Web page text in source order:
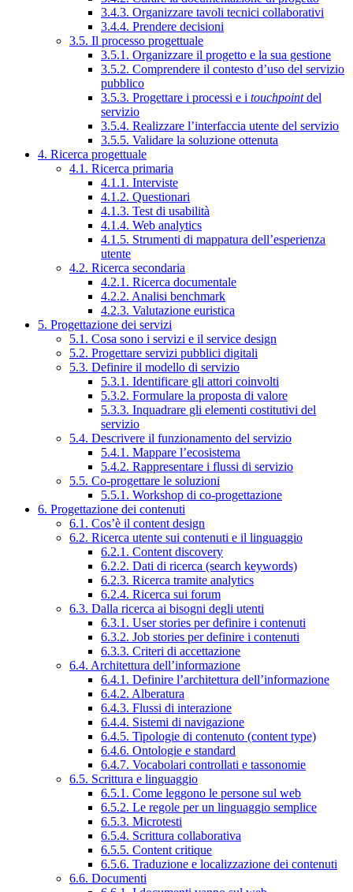
3.4.3. Organizzare tavoli tecnici collaborativi
3.4.4. Prendere decisioni
3.5. Il processo progettuale
3.5.1. Organizzare il progetto e la sua gestione
3.5.2. Comprendere il contesto d’uso del servizio
pubblico
3.5.3. Progettare i processi e i touchpointdel
servizio
3.5.4. Realizzare l’interfaccia utente del servizio
3.5.5. Validare la soluzione ottenuta
4. Ricerca progettuale
4.1. Ricerca primaria
4.1.1. Interviste
4.1.2. Questionari
4.1.3. Test di usabilità
4.1.4. Web analytics
4.1.5. Strumenti di mappatura dell’esperienza
utente
4.2. Ricerca secondaria
4.2.1. Ricerca documentale
4.2.2. Analisi benchmark
4.2.3. Valutazione euristica
5. Progettazione dei servizi
5.1. Cosa sono i servizi e il service design
5.2. Progettare servizi pubblici digitali
5.3. Definire il modello di servizio
5.3.1. Identificare gli attori coinvolti
5.3.2. Formulare la proposta di valore
5.3.3. Inquadrare gli elementi costitutivi del
servizio
5.4. Descrivere il funzionamento del servizio
5.4.1. Mappare l’ecosistema
5.4.2. Rappresentare i flussi di servizio
5.5. Co-progettare le soluzioni
5.5.1. Workshop di co-progettazione
6. Progettazione dei contenuti
6.1. Cos’è il content design
6.2. Ricerca utente sui contenuti e il linguaggio
6.2.1. Content discovery
6.2.2. Dati di ricerca (search keywords)
6.2.3. Ricerca tramite analytics
6.2.4. Ricerca sui forum
6.3. Dalla ricerca ai bisogni degli utenti
6.3.1. User stories per definire i contenuti
6.3.2. Job stories per definire i contenuti
6.3.3. Criteri di accettazione
6.4. Architettura dell’informazione
6.4.1. Definire l’architettura dell’informazione
6.4.2. Alberatura
6.4.3. Flussi di interazione
6.4.4. Sistemi di navigazione
6.4.5. Tipologie di contenuto (content type)
6.4.6. Ontologie e standard
6.4.7. Vocabolari controllati e tassonomie
6.5. Scrittura e linguaggio
6.5.1. Come leggono le persone sul web
6.5.2. Le regole per un linguaggio semplice
6.5.3. Microtesti
6.5.4. Scrittura collaborativa
6.5.5. Content critique
6.5.6. Traduzione e localizzazione dei contenuti
6.6. Documenti